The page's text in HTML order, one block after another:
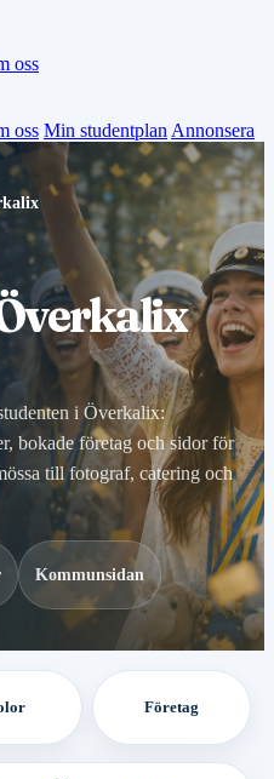
oss
oss Min studentplan Annonsera
i Överkalix:
bokade företag och sidor för
till fotograf, catering och
Kommunsidan
Företag